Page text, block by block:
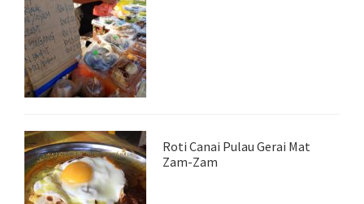
Roti Canai Pulau Gerai Mat
Zam-Zam